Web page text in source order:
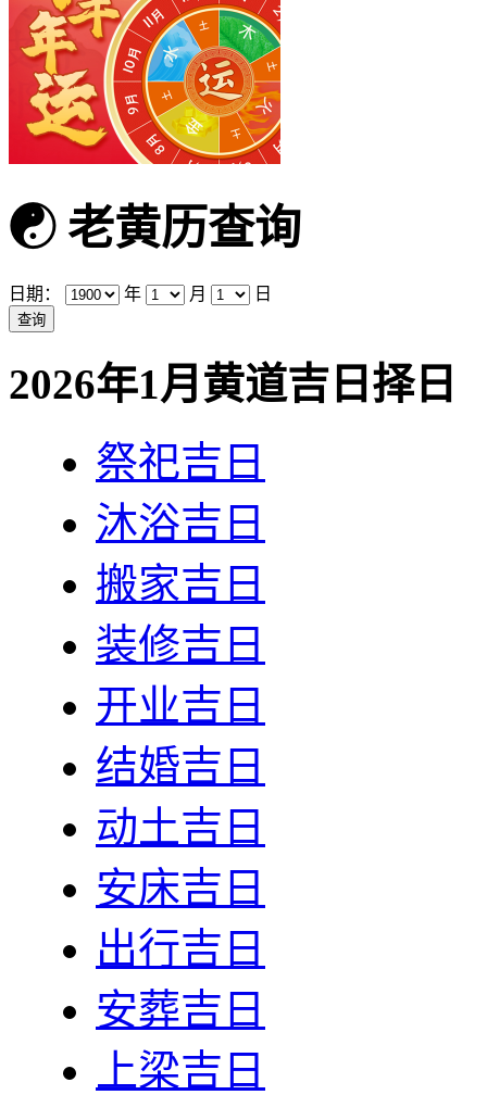
☯老黄历查询
日期： 年 月 日
2026年1月黄道吉日择日
祭祀吉日
沐浴吉日
搬家吉日
装修吉日
开业吉日
结婚吉日
动土吉日
安床吉日
出行吉日
安葬吉日
上梁吉日